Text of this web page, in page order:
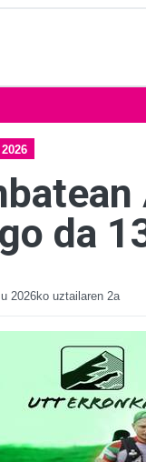
da
2026ko uztailaren 2a